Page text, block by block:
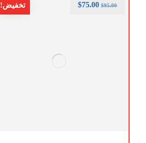
تخفيض! $95.00
$75.00